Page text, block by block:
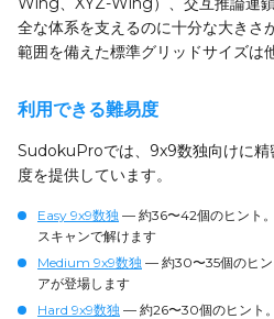
全な体系を支えるのに十分な大きさ
範囲を備えた標準グリッドサイズは
利用できる難易度
SudokuProでは、9x9数独向けに精
度を提供しています。
Easy 9x9数独 — 約36〜42個のヒント
スキャンで解けます
Medium 9x9数独 — 約30〜35個のヒン
アが登場します
Hard 9x9数独 — 約26〜30個のヒント